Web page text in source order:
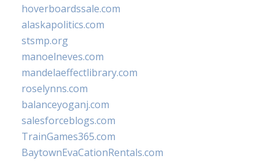
hoverboardssale.com
alaskapolitics.com
stsmp.org
manoelneves.com
mandelaeffectlibrary.com
roselynns.com
balanceyoganj.com
salesforceblogs.com
TrainGames365.com
BaytownEvaCationRentals.com